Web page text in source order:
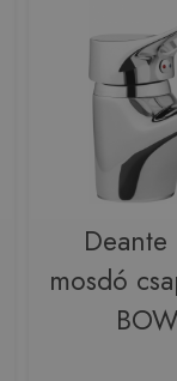
mosdó